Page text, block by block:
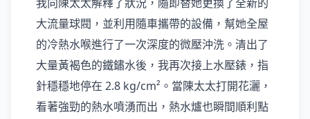
大流量球閥，並利用隨車攜帶的設備，幫她全屋
的冷熱水喉進行了一次深度的微壓沖洗。清出了
大量黃褐色的鐵鏽水後，我再次接上水壓錶，指
針穩穩地停在 2.8 kg/cm²。當陳太太打開花灑，
看著強勁的熱水噴湧而出，熱水爐也瞬間順利點